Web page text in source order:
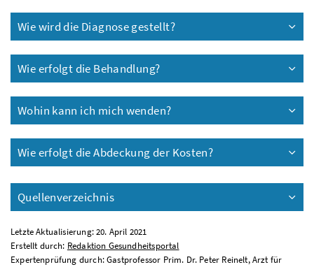
Wie wird die Diagnose gestellt?
Wie erfolgt die Behandlung?
Wohin kann ich mich wenden?
Wie erfolgt die Abdeckung der Kosten?
Quellenverzeichnis
Letzte Aktualisierung: 20. April 2021
Erstellt durch: Redaktion Gesundheitsportal
Expertenprüfung durch: Gastprofessor Prim. Dr. Peter Reinelt, Arzt für